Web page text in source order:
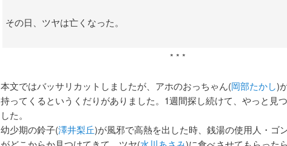
その日、ツヤは亡くなった。
* * *
本文ではバッサリカットしましたが、アホのおっちゃん(岡部たかし)
持ってくるというくだりがありました。1週間探し続けて、やっと見
した。
幼少期の鈴子(澤井梨丘)が風邪で高熱を出した時、銭湯の使用人・ゴ